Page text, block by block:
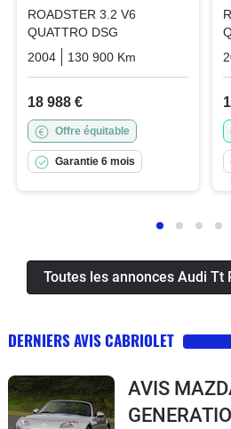
ROADSTER 3.2 V6
QUATTRO DSG
2004
130 900 Km
18 988 €
Offre équitable
Garantie 6 mois
Toutes les annonces Audi Tt
DERNIERS AVIS CABRIOLET
AVIS